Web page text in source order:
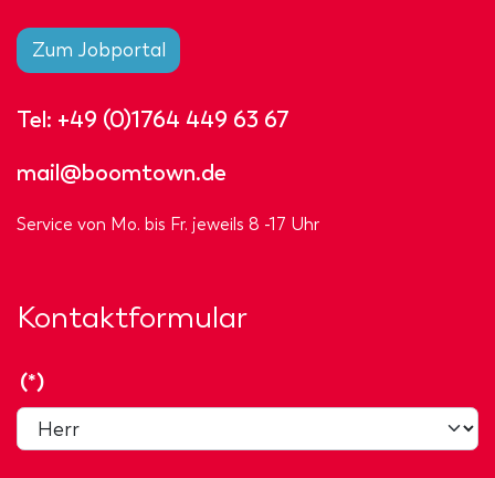
Zum Jobportal
Tel: +49 (0)1764 449 63 67
mail@boomtown.de
Service von Mo. bis Fr. jeweils 8 -17 Uhr
Kontaktformular
(*)